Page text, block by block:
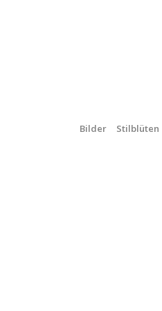
Bilder Stilblüten